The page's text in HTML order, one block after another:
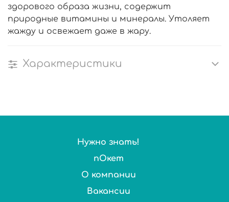
здорового образа жизни, содержит
природные витамины и минералы. Утоляет
жажду и освежает даже в жару.
Характеристики
Нужно знать!
пОкет
О компании
Вакансии